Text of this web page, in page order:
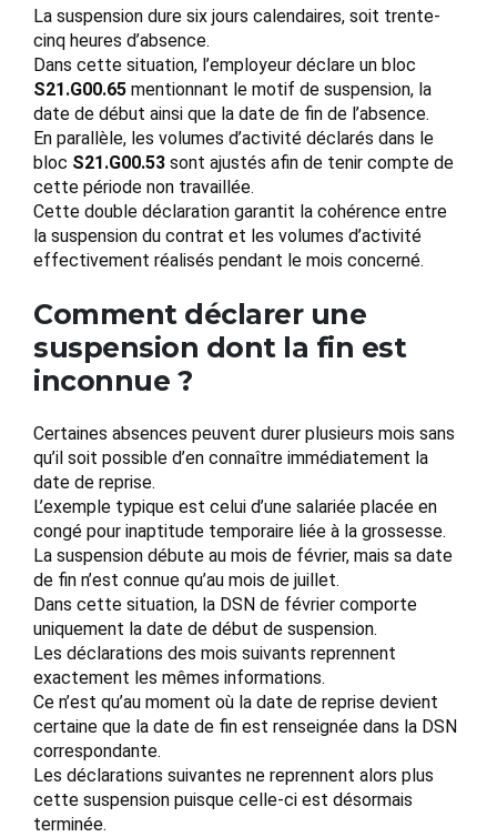
La suspension dure six jours calendaires, soit trente-
cinq heures d’absence.
Dans cette situation, l’employeur déclare un bloc
S21.G00.65 mentionnant le motif de suspension, la
date de début ainsi que la date de fin de l’absence.
En parallèle, les volumes d’activité déclarés dans le
bloc S21.G00.53 sont ajustés afin de tenir compte de
cette période non travaillée.
Cette double déclaration garantit la cohérence entre
la suspension du contrat et les volumes d’activité
effectivement réalisés pendant le mois concerné.
Comment déclarer une
suspension dont la fin est
inconnue ?
Certaines absences peuvent durer plusieurs mois sans
qu’il soit possible d’en connaître immédiatement la
date de reprise.
L’exemple typique est celui d’une salariée placée en
congé pour inaptitude temporaire liée à la grossesse.
La suspension débute au mois de février, mais sa date
de fin n’est connue qu’au mois de juillet.
Dans cette situation, la DSN de février comporte
uniquement la date de début de suspension.
Les déclarations des mois suivants reprennent
exactement les mêmes informations.
Ce n’est qu’au moment où la date de reprise devient
certaine que la date de fin est renseignée dans la DSN
correspondante.
Les déclarations suivantes ne reprennent alors plus
cette suspension puisque celle-ci est désormais
terminée.